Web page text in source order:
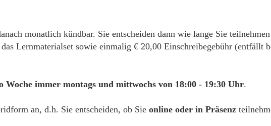
monatlich kündbar. Sie entscheiden dann wie lange Sie
Lernmaterialset sowie einmalig € 20,00 Einschreibegebühr (entfällt
Woche immer montags und mittwochs von 18:00 - 19:30 Uhr.
an, d.h. Sie entscheiden, ob Sie online oder in Präsenz